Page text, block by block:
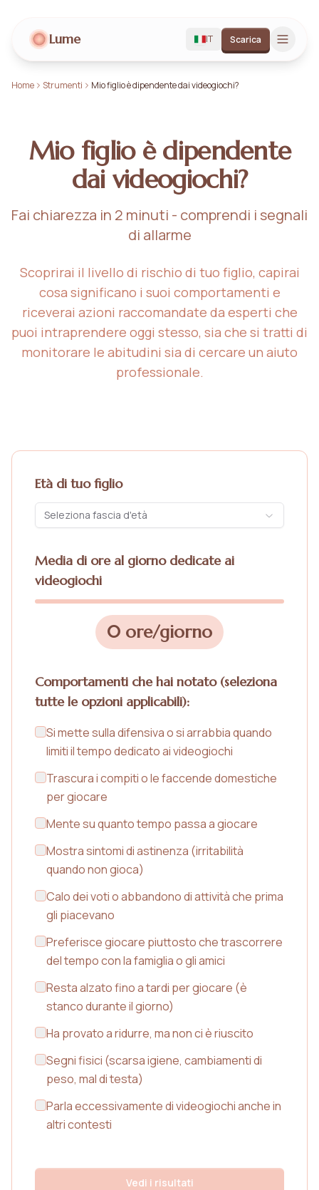
Lume IT Scarica
Home Strumenti Mio figlio è dipendente dai videogiochi?
Mio figlio è dipendente
dai videogiochi?
Fai chiarezza in 2 minuti - comprendi i segnali
di allarme
Scoprirai il livello di rischio di tuo figlio, capirai
cosa significano i suoi comportamenti e
riceverai azioni raccomandate da esperti che
puoi intraprendere oggi stesso, sia che si tratti di
monitorare le abitudini sia di cercare un aiuto
professionale.
Età di tuo figlio
Seleziona fascia d'età
Media di ore al giorno dedicate ai
videogiochi
0 ore/giorno
Comportamenti che hai notato (seleziona
tutte le opzioni applicabili):
Si mette sulla difensiva o si arrabbia quando
limiti il tempo dedicato ai videogiochi
Trascura i compiti o le faccende domestiche
per giocare
Mente su quanto tempo passa a giocare
Mostra sintomi di astinenza (irritabilità
quando non gioca)
Calo dei voti o abbandono di attività che prima
gli piacevano
Preferisce giocare piuttosto che trascorrere
del tempo con la famiglia o gli amici
Resta alzato fino a tardi per giocare (è
stanco durante il giorno)
Ha provato a ridurre, ma non ci è riuscito
Segni fisici (scarsa igiene, cambiamenti di
peso, mal di testa)
Parla eccessivamente di videogiochi anche in
altri contesti
Vedi i risultati